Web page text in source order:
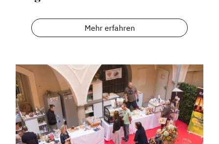
Informiert bleiben
Presse
Mosaik
Mehr erfahren